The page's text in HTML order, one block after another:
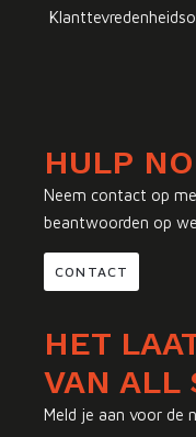
HULP
Neem contact op
beantwoorden op
CONTACT
HET
VAN ALL
Meld je aan voor de